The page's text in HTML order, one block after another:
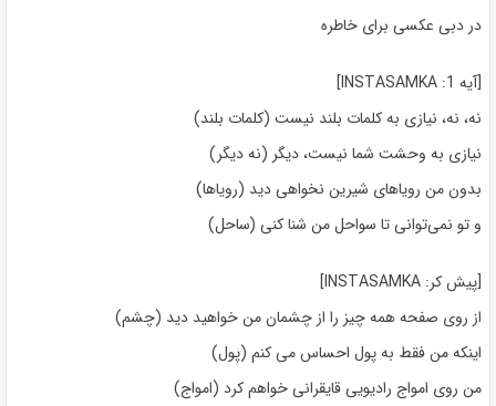
در دبی عکسی برای خاطره
[آیه 1: INSTASAMKA]
نه، نه، نیازی به کلمات بلند نیست (کلمات بلند)
نیازی به وحشت شما نیست، دیگر (نه دیگر)
بدون من رویاهای شیرین نخواهی دید (رویاها)
و تو نمی‌توانی تا سواحل من شنا کنی (ساحل)
[پیش کر: INSTASAMKA]
از روی صفحه همه چیز را از چشمان من خواهید دید (چشم)
اینکه من فقط به پول احساس می کنم (پول)
من روی امواج رادیویی قایقرانی خواهم کرد (امواج)